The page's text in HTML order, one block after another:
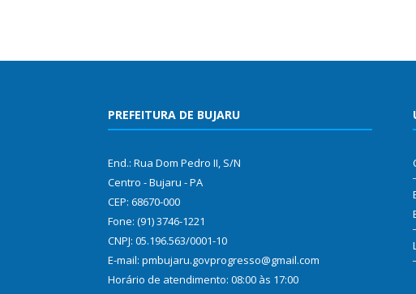
PREFEITURA DE BUJARU
End.: Rua Dom Pedro II, S/N
Centro - Bujaru - PA
CEP: 68670-000
Fone: (91) 3746-1221
CNPJ: 05.196.563/0001-10
E-mail: pmbujaru.govprogresso@gmail.com
Horário de atendimento: 08:00 às 17:00